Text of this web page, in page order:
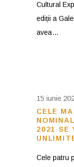
Cultural
ediții a
avea
15 iunie
CELE
2021 SE
Cele patru